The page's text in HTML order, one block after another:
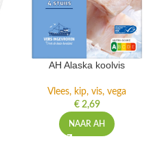
AH Alaska koolvis
Vlees, kip, vis, vega
€2,69
NAAR AH